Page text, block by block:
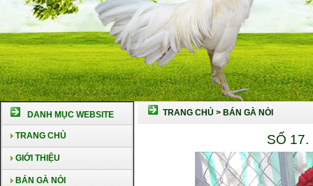
DANH MỤC WEBSITE
TRANG CHỦ
GIỚI THIỆU
BÁN GÀ NÒI
TRANG CHỦ > BÁN GÀ NÒI
SỐ 17.